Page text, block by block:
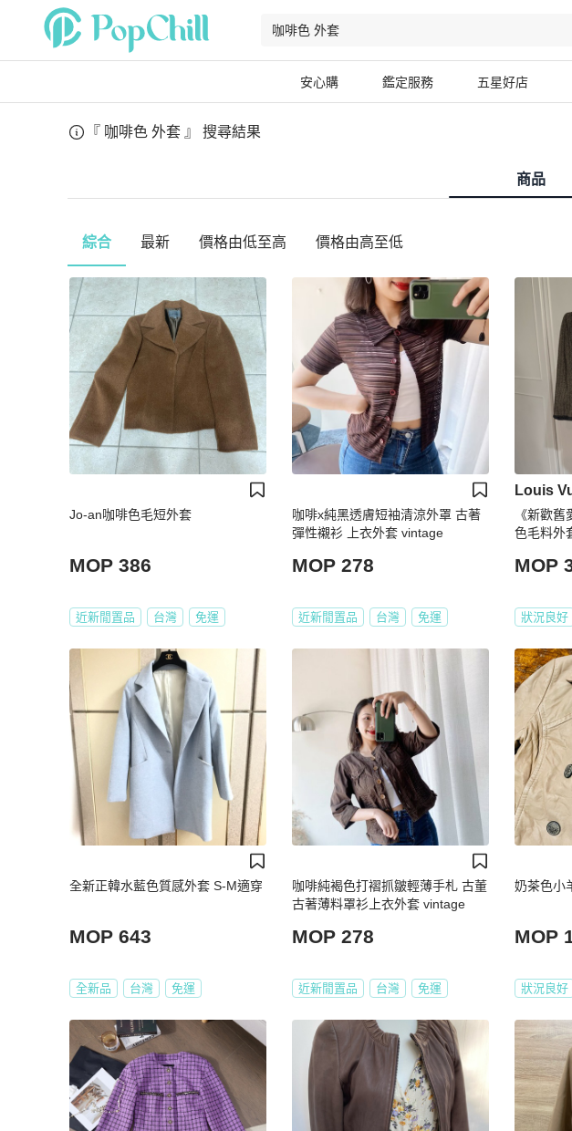
安心購 鑑定服務 五星好店
『 咖啡色 外套 』 搜尋結果
商品
綜合 最新 價格由低至高 價格由高至低
Jo-an咖啡色毛短外套
MOP 386
近新閒置品 台灣 免運
咖啡x純黑透膚短袖清涼外罩 古著
彈性襯衫 上衣外套 vintage
MOP 278
近新閒置品 台灣 免運
Louis
《新歡
色毛料外
MOP
狀況良好
全新正韓水藍色質感外套 S-M適穿
MOP 643
全新品 台灣 免運
咖啡純褐色打褶抓皺輕薄手札 古董
古著薄料罩衫上衣外套 vintage
MOP 278
近新閒置品 台灣 免運
奶茶色小
MOP
狀況良好